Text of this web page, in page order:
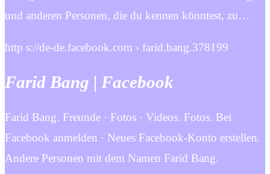
und anderen Personen, die du kennen könntest, zu…
http s://de-de.facebook.com › farid.bang.378199
Farid Bang | Facebook
Farid Bang. Freunde · Fotos · Videos. Fotos. Bei
Facebook anmelden · Neues Facebook-Konto erstellen.
Andere Personen mit dem Namen Farid Bang.